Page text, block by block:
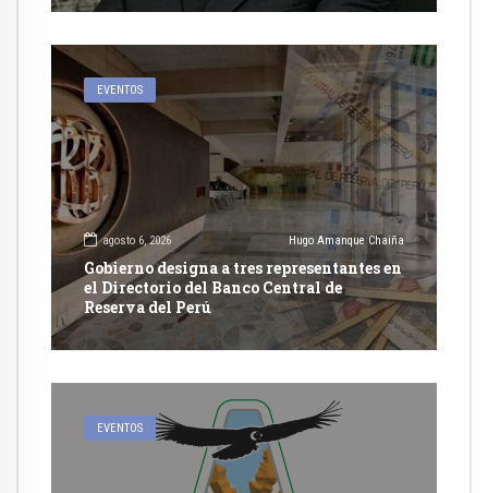
EVENTOS
agosto 6, 2026 Hugo Amanque Chaiña
Gobierno designa a tres representantes en
el Directorio del Banco Central de
Reserva del Perú
EVENTOS